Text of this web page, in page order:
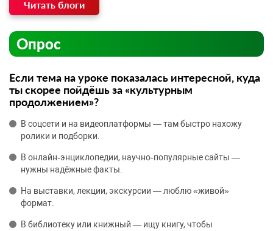
Читать блоги
Опрос
Если тема на уроке показалась интересной, куда
ты скорее пойдёшь за «культурным
продолжением»?
В соцсети и на видеоплатформы — там быстро нахожу
ролики и подборки.
В онлайн‑энциклопедии, научно‑популярные сайты —
нужны надёжные факты.
На выставки, лекции, экскурсии — люблю «живой»
формат.
В библиотеку или книжный — ищу книгу, чтобы